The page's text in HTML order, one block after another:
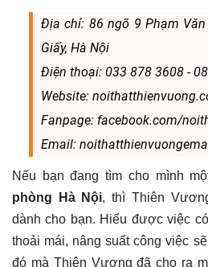
Địa chỉ: 86 ngõ 9 Phạm Văn
Giấy, Hà Nội
Điện thoại: 033 878 3608 -
Website:
Fanpage: facebook.com/
Email:
Nếu bạn đang tìm cho mình
phòng Hà Nội, thì Thiên
dành cho bạn. Hiểu được việc
thoải mái, nâng suất công việc
đó mà Thiên Vương đã cho ra